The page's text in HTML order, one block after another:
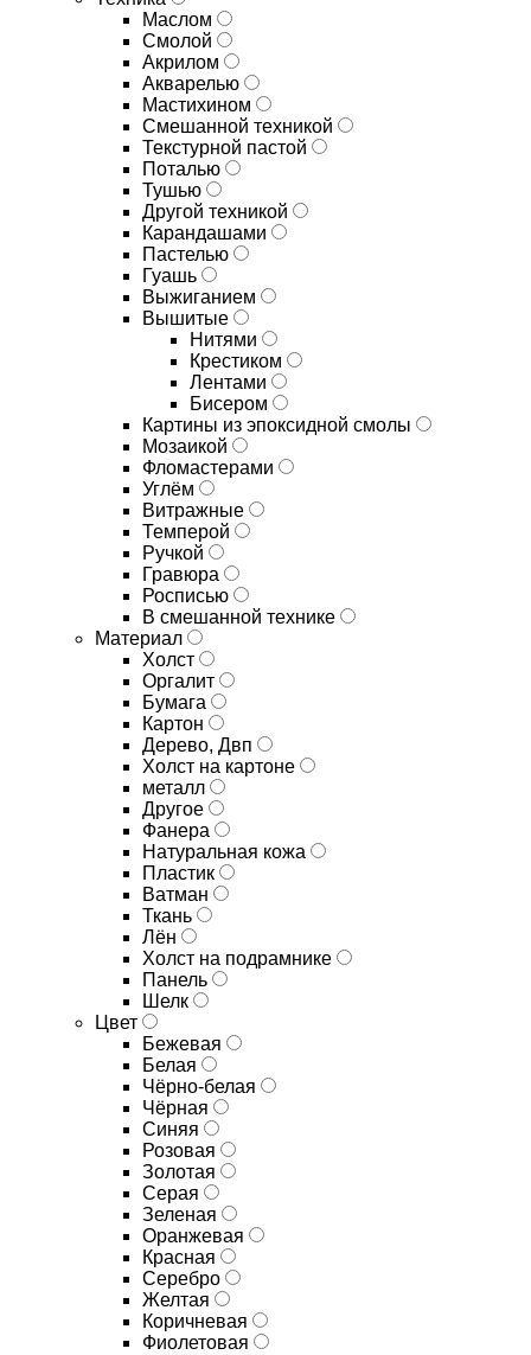
Маслом
Смолой
Акрилом
Акварелью
Мастихином
Смешанной техникой
Текстурной пастой
Поталью
Тушью
Другой техникой
Карандашами
Пастелью
Гуашь
Выжиганием
Вышитые
Нитями
Крестиком
Лентами
Бисером
Картины из эпоксидной смолы
Мозаикой
Фломастерами
Углём
Витражные
Темперой
Ручкой
Гравюра
Росписью
В смешанной технике
Материал
Холст
Оргалит
Бумага
Картон
Дерево, Двп
Холст на картоне
металл
Другое
Фанера
Натуральная кожа
Пластик
Ватман
Ткань
Лён
Холст на подрамнике
Панель
Шелк
Цвет
Бежевая
Белая
Чёрно-белая
Чёрная
Синяя
Розовая
Золотая
Серая
Зеленая
Оранжевая
Красная
Серебро
Желтая
Коричневая
Фиолетовая